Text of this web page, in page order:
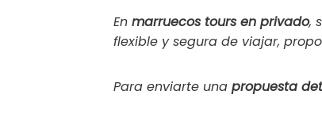
En marruecos tours en privado,
flexible y segura de viajar,
Para enviarte una propuesta